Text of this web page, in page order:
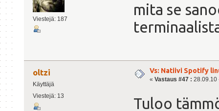
Viestejä: 187
mita se
oltzi
Käyttäjä
Viestejä: 13
Vs: Natiivi Spotify
« Vastaus #47 : 28.09.10
Tuloo